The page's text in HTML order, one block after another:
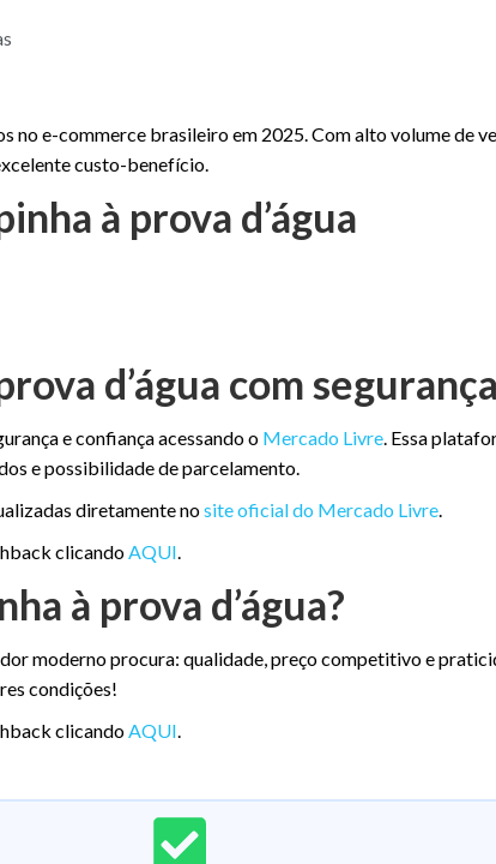
no e-commerce brasileiro em 2025. Com alto volume de
custo-benefício.
à prova d’água
d’água com
e confiança acessando o Mercado Livre. Essa
e possibilidade de parcelamento.
diretamente nosite oficial do Mercado Livre.
clicandoAQUI.
à prova d’água?
moderno procura: qualidade, preço competitivo e
condições!
clicandoAQUI.